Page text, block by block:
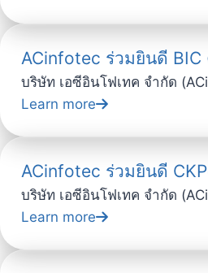
ACinfotec ร่วมยินดี BIC
บริษัท เอซีอินโฟเทค จำกัด
Learn more
ACinfotec ร่วมยินดี
บริษัท เอซีอินโฟเทค จำกัด
Learn more